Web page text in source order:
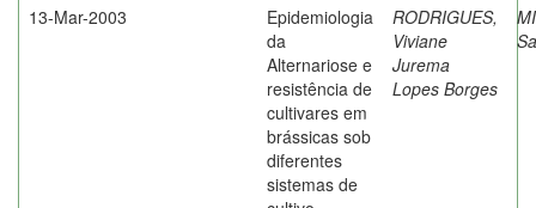
13-Mar-2003
Epidemiologia
da
Alternariose e
resistência de
cultivares em
brássicas sob
diferentes
sistemas de
RODRIGUES,
Viviane
Jurema
Lopes Borges